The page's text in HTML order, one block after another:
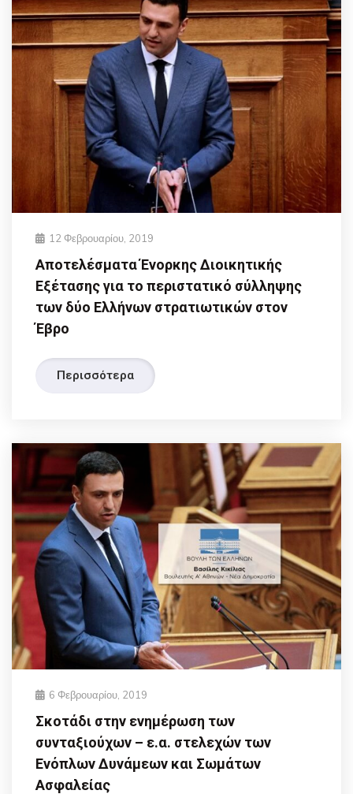
12 Φεβρουαρίου, 2019
Αποτελέσματα Ένορκης Διοικητικής
Εξέτασης για το περιστατικό σύλληψης
των δύο Ελλήνων στρατιωτικών στον
Έβρο
Περισσότερα
6 Φεβρουαρίου, 2019
Σκοτάδι στην ενημέρωση των
συνταξιούχων – ε.α. στελεχών των
Ενόπλων Δυνάμεων και Σωμάτων
Ασφαλείας